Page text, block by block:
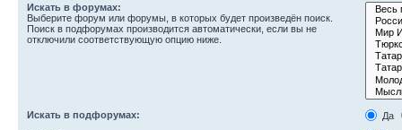
Искать в форумах:
Выберите форум или форумы, в которых будет произведён поиск.
Поиск в подфорумах производится автоматически, если вы не
отключили соответствующую опцию ниже.
Искать в подфорумах:
Да